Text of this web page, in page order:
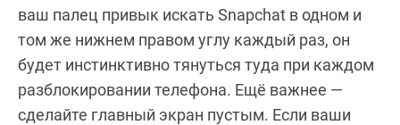
ваш палец привык искать Snapchat в одном и
том же нижнем правом углу каждый раз, он
будет инстинктивно тянуться туда при каждом
разблокировании телефона. Ещё важнее —
сделайте главный экран пустым. Если ваши